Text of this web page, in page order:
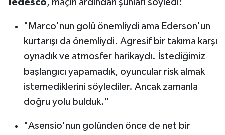
"Marco'nun golü önemliydi ama Ederson'un
kurtarışı da önemliydi. Agresif bir takıma karşı
oynadık ve atmosfer harikaydı. İstediğimiz
başlangıcı yapamadık, oyuncular risk almak
istemediklerini söylediler. Ancak zamanla
doğru yolu bulduk."
"Asensio'nun golünden önce de net bir
Türkiye Basketbol Ligi
Kadınlar Basketbol Ligi
Diğer Basketbol Ligleri
Formula 1
Atletizm